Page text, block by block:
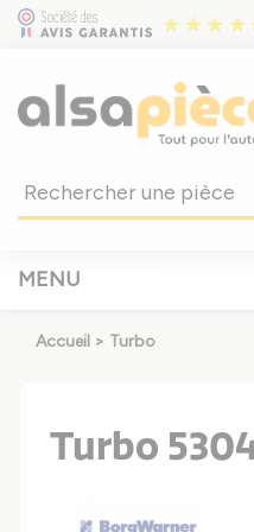
MENU
Accueil > Turbo
Turbo